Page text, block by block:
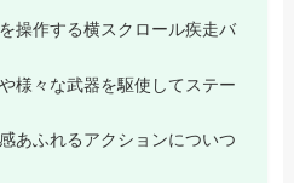
操作する横スクロール疾走バ
様々な武器を駆使してステー
あふれるアクションについつ